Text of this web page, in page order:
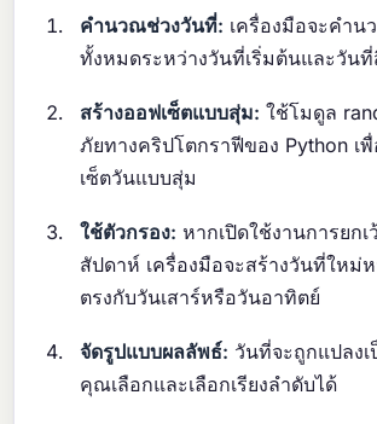
คำนวณช่วงวันที่: เครื่องมือจะคำ
ทั้งหมดระหว่างวันที่เริ่มต้นและวัน
สร้างออฟเซ็ตแบบสุ่ม: ใช้โมดูล
ภัยทางคริปโตกราฟีของ Python เ
เซ็ตวันแบบสุ่ม
ใช้ตัวกรอง: หากเปิดใช้งานการยก
สัปดาห์ เครื่องมือจะสร้างวันที่ใหม่
ตรงกับวันเสาร์หรือวันอาทิตย์
จัดรูปแบบผลลัพธ์: วันที่จะถูกแปลง
คุณเลือกและเลือกเรียงลำดับได้